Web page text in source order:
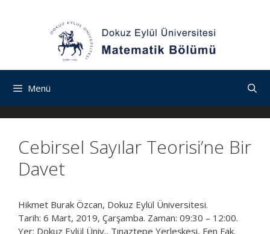
Menü
Cebirsel Sayılar Teorisi’ne Bir
Davet
Hikmet Burak Özcan, Dokuz Eylül Üniversitesi.
Tarih: 6 Mart, 2019, Çarşamba. Zaman: 09:30 – 12:00.
Yer: Dokuz Eylül Üniv., Tınaztepe Yerleşkesi, Fen Fak.